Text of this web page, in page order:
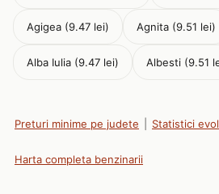
Agigea (9.47 lei) Agnita (9.51 lei)
Alba Iulia (9.47 lei) Albesti (9.51
Preturi minime pe judete Statistici
Harta completa benzinarii